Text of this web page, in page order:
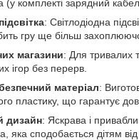
(у комплекті зарядний
: Світлодіодна
гру ще більш
магазини: Для тривалих
ігор без перерв.
матеріал:
пластику, що гарантує
дизайн: Яскрава і
яка сподобається дітям від